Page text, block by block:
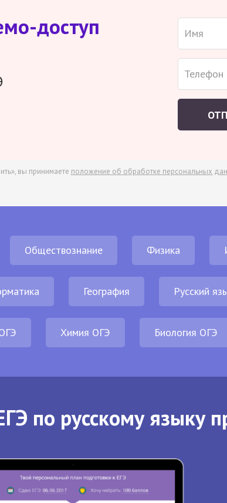
доступ
вы принимаете положение об обработке персональных
Обществознание Физика
География Русский
Химия ОГЭ Биология ОГЭ
по русскому языку